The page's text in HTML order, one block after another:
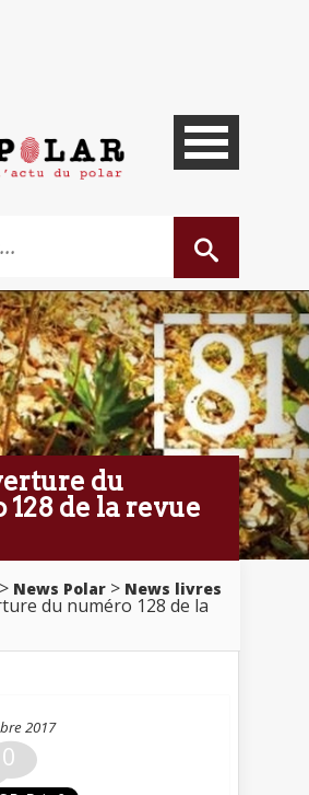
du
de la revue
> News Polar > News livres
du numéro 128 de la
2017
0